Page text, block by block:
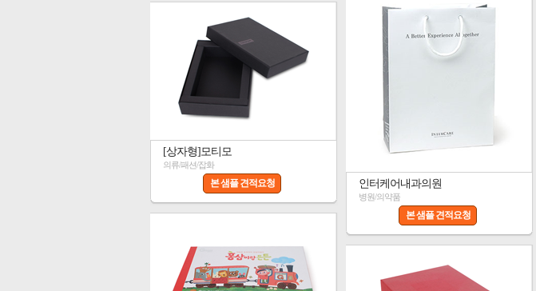
인터케어내과의원
병원/의약품
본 샘플 견적요청
[상자형]모티모
의류/패션/잡화
본 샘플 견적요청